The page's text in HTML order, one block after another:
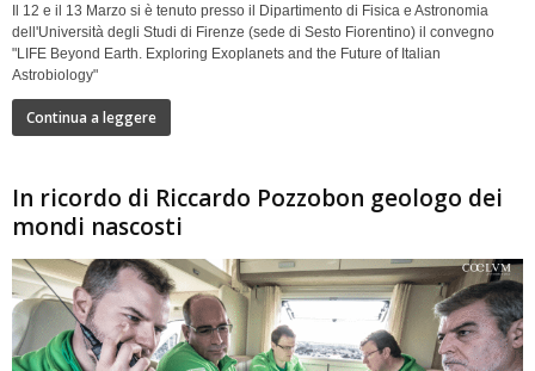
Il 12 e il 13 Marzo si è tenuto presso il Dipartimento di Fisica e Astronomia
dell'Università degli Studi di Firenze (sede di Sesto Fiorentino) il convegno
"LIFE Beyond Earth. Exploring Exoplanets and the Future of Italian
Astrobiology"
Continua a leggere
In ricordo di Riccardo Pozzobon geologo dei
mondi nascosti